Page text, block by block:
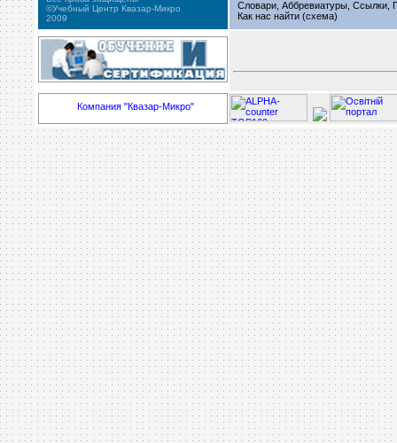
©Учебный Центр Квазар-Микро
2009
Словари, Аббревиатуры, Ссылки,
Как нас найти (схема)
Компания "Квазар-Микро"